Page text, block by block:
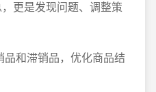
更是发现问题、调整策
和滞销品，优化商品结